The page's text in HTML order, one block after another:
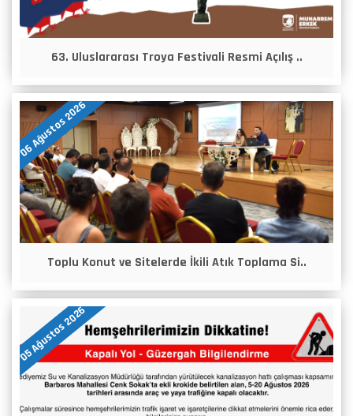
63. Uluslararası Troya Festivali Resmi Açılış ..
06 Ağustos 2026
Toplu Konut ve Sitelerde İkili Atık Toplama Si..
05 Ağustos 2026